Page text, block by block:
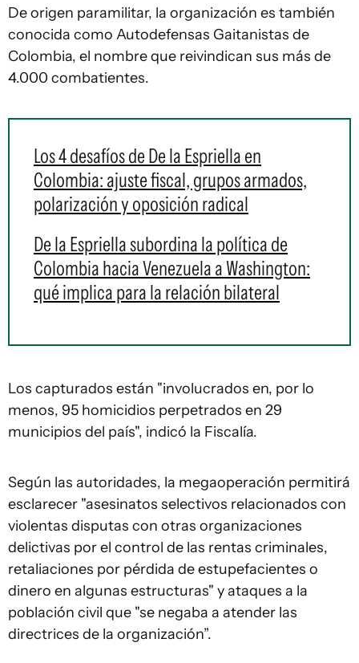
De origen paramilitar, la organización es también
conocida como Autodefensas Gaitanistas de
Colombia, el nombre que reivindican sus más de
4.000 combatientes.
Los 4 desafíos de De la Espriella en
Colombia: ajuste fiscal, grupos armados,
polarización y oposición radical
De la Espriella subordina la política de
Colombia hacia Venezuela a Washington:
qué implica para la relación bilateral
Los capturados están "involucrados en, por lo
menos, 95 homicidios perpetrados en 29
municipios del país", indicó la Fiscalía.
Según las autoridades, la megaoperación permitirá
esclarecer "asesinatos selectivos relacionados con
violentas disputas con otras organizaciones
delictivas por el control de las rentas criminales,
retaliaciones por pérdida de estupefacientes o
dinero en algunas estructuras" y ataques a la
población civil que "se negaba a atender las
directrices de la organización”.